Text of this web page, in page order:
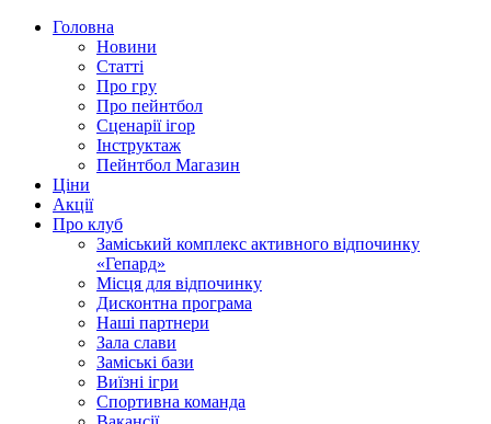
Головна
Новини
Статті
Про гру
Про пейнтбол
Сценарії ігор
Інструктаж
Пейнтбол Магазин
Ціни
Акції
Про клуб
Заміський комплекс активного відпочинку
«Гепард»
Місця для відпочинку
Дисконтна програма
Наші партнери
Зала слави
Заміські бази
Виїзні ігри
Спортивна команда